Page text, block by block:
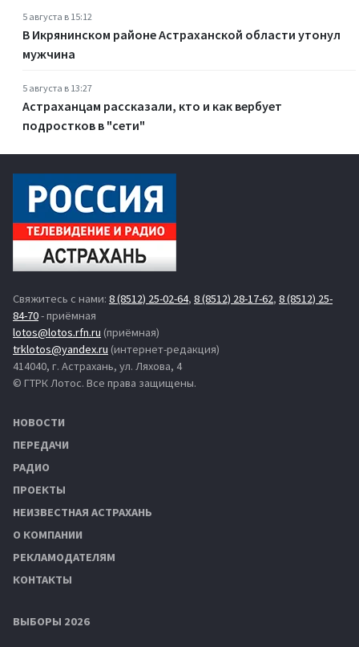
5 августа в 15:12
В Икрянинском районе Астраханской области утонул
мужчина
5 августа в 13:27
Астраханцам рассказали, кто и как вербует
подростков в "сети"
Свяжитесь с нами: 8 (8512) 25-02-64, 8 (8512) 28-17-62, 8 (8512) 25-
84-70- приёмная
lotos@lotos.rfn.ru (приёмная)
trklotos@yandex.ru (интернет-редакция)
414040, г. Астрахань, ул. Ляхова, 4
© ГТРК Лотос. Все права защищены.
НОВОСТИ
ПЕРЕДАЧИ
РАДИО
ПРОЕКТЫ
НЕИЗВЕСТНАЯ АСТРАХАНЬ
О КОМПАНИИ
РЕКЛАМОДАТЕЛЯМ
КОНТАКТЫ
ВЫБОРЫ 2026